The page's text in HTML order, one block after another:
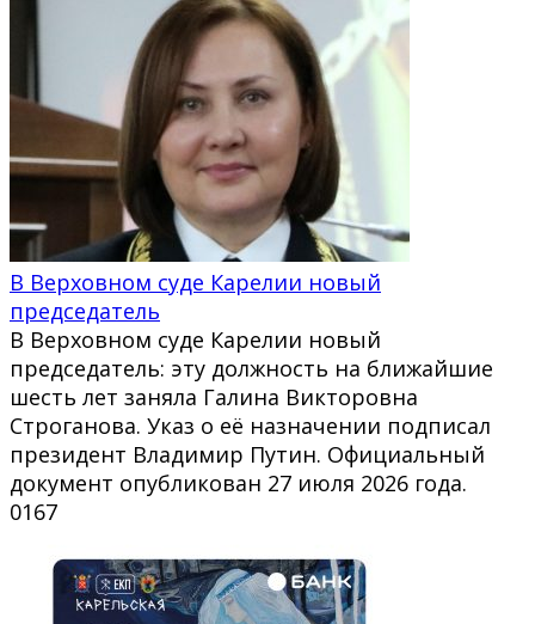
В Верховном суде Карелии новый
председатель
В Верховном суде Карелии новый
председатель: эту должность на ближайшие
шесть лет заняла Галина Викторовна
Строганова. Указ о её назначении подписал
президент Владимир Путин. Официальный
документ опубликован 27 июля 2026 года.
0167